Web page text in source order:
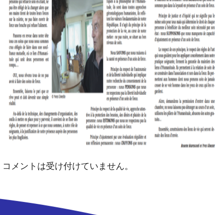
コメントは受け付けていません。